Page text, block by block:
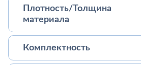
Плотность/Толщина
материала
Комплектность